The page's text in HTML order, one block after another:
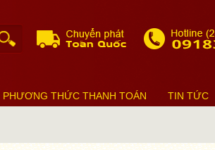
PHƯƠNG THỨC THANH TOÁN TIN TỨC